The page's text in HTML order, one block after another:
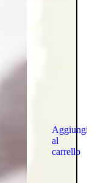
Aggiungi
al
carrello